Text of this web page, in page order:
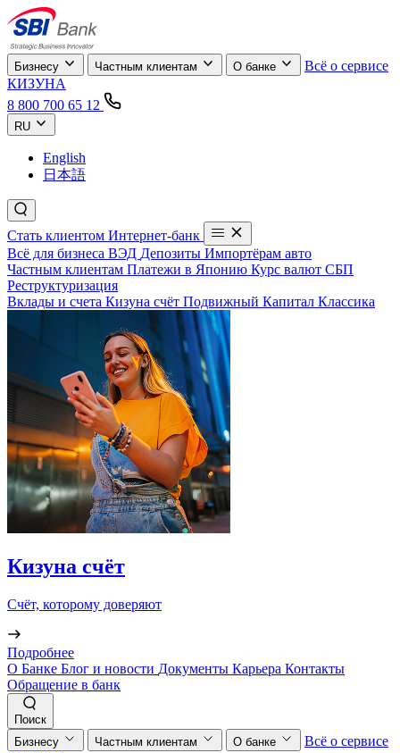
Бизнесу Частным клиентам О банке
Всё о сервисе
КИЗУНА
8 800 700 65 12
RU
English
日本語
Стать клиентом Интернет-банк
Всё для бизнеса ВЭД Депозиты Импортёрам авто
Частным клиентам Платежи в Японию Курс валют СБП
Реструктуризация
Вклады и счета Кизуна счёт Подвижный Капитал Классика
Кизуна счёт
Счёт, которому доверяют
Подробнее
О Банке Блог и новости Документы Карьера Контакты
Обращение в банк
Поиск
Бизнесу
Частным клиентам О банке
Всё о сервисе